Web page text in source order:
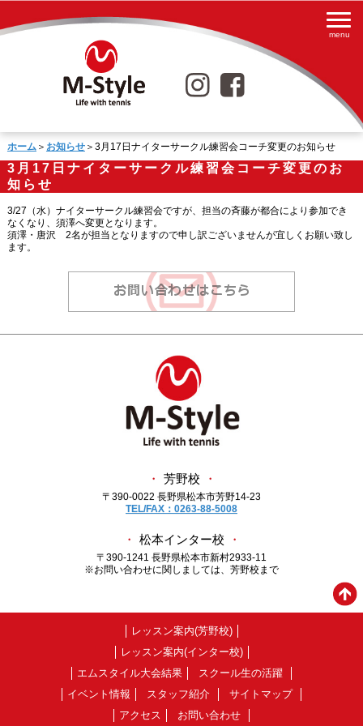
ホーム＞ お知らせ＞3月17日ナイターサークル練習会コーチ変更のお知らせ
3月17日ナイターサークル練習会コーチ変更のお
知らせ
3/27（水）ナイターサークル練習会ですが、担当の斉藤が都合により参加でき
なくなり、須澤へ変更となります。
須澤・唐沢 2名が担当となりますので申し訳ございませんが宜しくお願い致し
ます。
・ 芳野校 ・
〒390-0022 長野県松本市芳野14-23
TEL/FAX：0263-88-5008
・ 松本インター校 ・
〒390-1241 長野県松本市新村2933-11
※お問い合わせに関しましては、芳野校まで
レッスン案内(芳野校)
レッスン案内(インター校)
エムスタイル大会結果
スクール生の活躍
イベント情報
スタッフ紹介
サイトマップ
アクセス
お問い合わせ